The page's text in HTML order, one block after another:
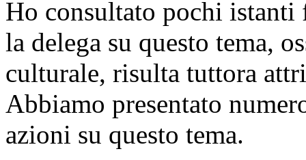
Ho consultato pochi
la delega su questo tema,
culturale, risulta tuttora
Abbiamo presentato
azioni su questo tema.